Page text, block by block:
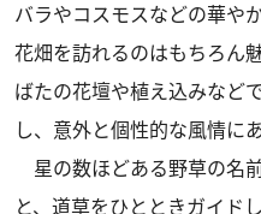
バラやコスモスなどの華や
花畑を訪れるのはもちろん
ばたの花壇や植え込みなど
し、意外と個性的な風情に
星の数ほどある野草の名
と、道草をひとときガイド